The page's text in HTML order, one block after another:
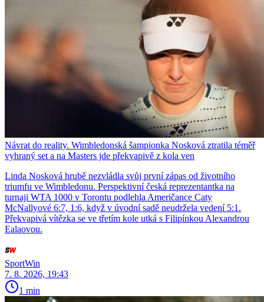
Návrat do reality. Wimbledonská šampionka Nosková ztratila téměř
vyhraný set a na Masters jde překvapivě z kola ven
Linda Nosková hrubě nezvládla svůj první zápas od životního
triumfu ve Wimbledonu. Perspektivní česká reprezentantka na
turnaji WTA 1000 v Torontu podlehla Američance Caty
McNallyové 6:7, 1:6, když v úvodní sadě neudržela vedení 5:1.
Překvapivá vítězka se ve třetím kole utká s Filipínkou Alexandrou
Ealaovou.
SportWin
7. 8. 2026, 19:43
1 min